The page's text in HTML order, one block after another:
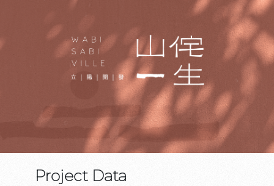
Project Data